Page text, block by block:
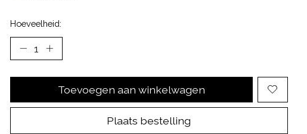
Hoeveelheid:
Toevoegen aan winkelwagen
Plaats bestelling